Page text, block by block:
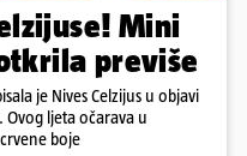
Mini
previše
je Nives Celzijus u objavi
ljeta očarava u
boje